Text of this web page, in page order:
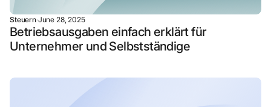
Steuern·June 28, 2025
Betriebsausgaben einfach erklärt für
Unternehmer und Selbstständige